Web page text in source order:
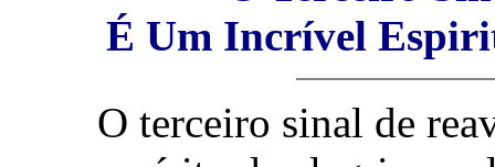
É Um Incrível
O terceiro sinal de